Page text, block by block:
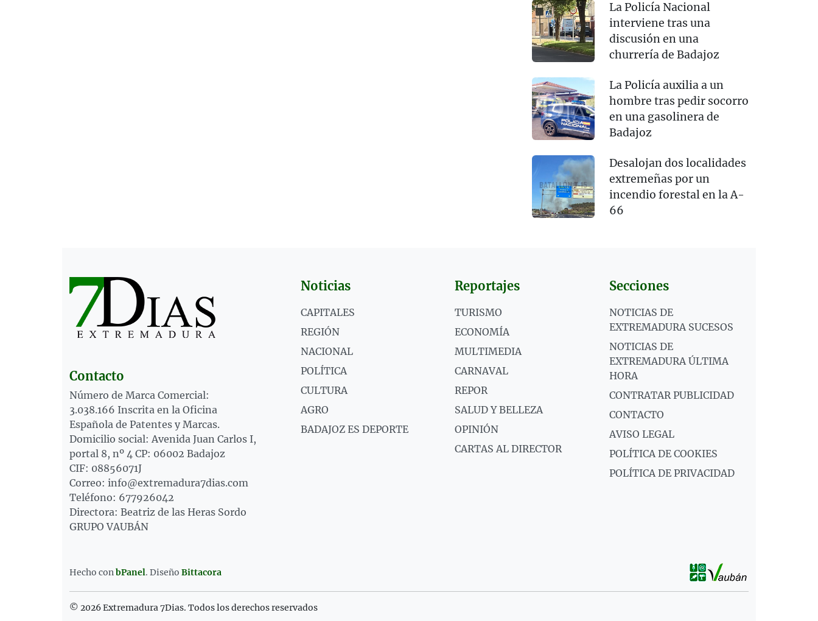
La Policía Nacional
interviene tras una
discusión en una
churrería de Badajoz
La Policía auxilia a un
hombre tras pedir socorro
en una gasolinera de
Badajoz
Desalojan dos localidades
extremeñas por un
incendio forestal en la A-
66
Contacto
Número de Marca Comercial:
3.038.166 Inscrita en la Oficina
Española de Patentes y Marcas.
Domicilio social: Avenida Juan Carlos I,
portal 8, nº 4 CP: 06002 Badajoz
CIF: 08856071J
Correo: info@extremadura7dias.com
Teléfono: 677926042
Directora: Beatriz de las Heras Sordo
GRUPO VAUBÁN
Noticias
CAPITALES
REGIÓN
NACIONAL
POLÍTICA
CULTURA
AGRO
BADAJOZ ES DEPORTE
Reportajes
TURISMO
ECONOMÍA
MULTIMEDIA
CARNAVAL
REPOR
SALUD Y BELLEZA
OPINIÓN
CARTAS AL DIRECTOR
Secciones
NOTICIAS DE
EXTREMADURA SUCESOS
NOTICIAS DE
EXTREMADURA ÚLTIMA
HORA
CONTRATAR PUBLICIDAD
CONTACTO
AVISO LEGAL
POLÍTICA DE COOKIES
POLÍTICA DE PRIVACIDAD
Hecho con bPanel. Diseño Bittacora
© 2026 Extremadura 7Dias. Todos los derechos reservados